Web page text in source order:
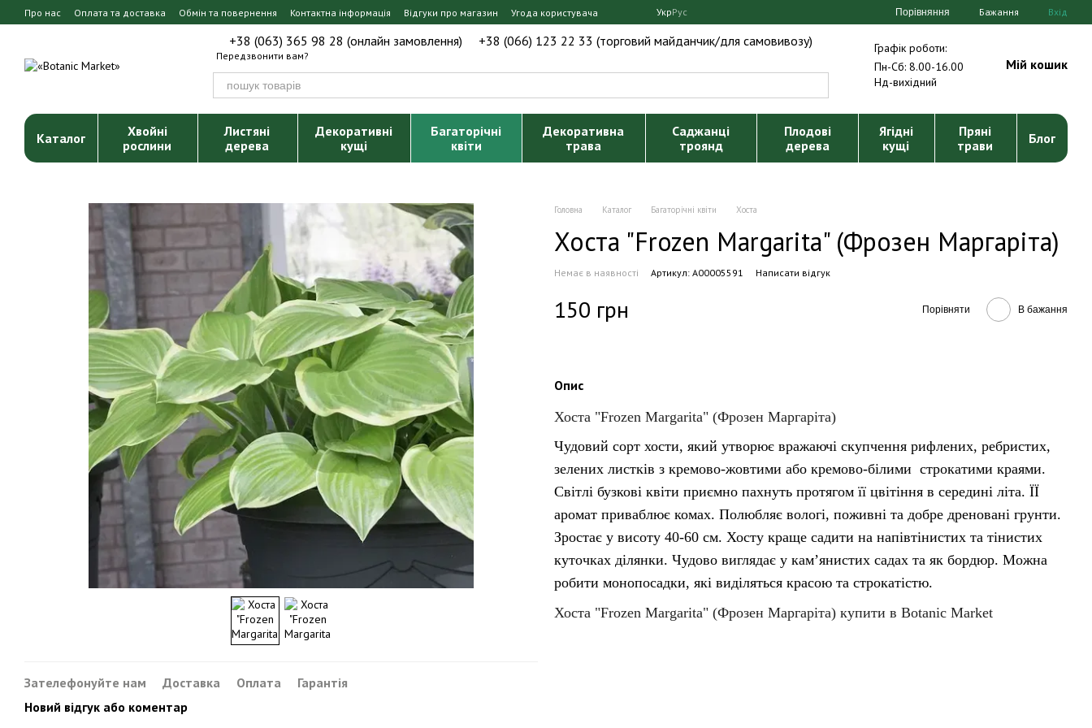
Перейти до основного контенту
Про нас Оплата та доставка Обмін та повернення Контактна інформація Відгуки про магазин Угода користувача УкрРус Порівняння Бажання Вхід
+38 (063) 365 98 28 (онлайн замовлення) +38 (066) 123 22 33 (торговий майданчик/для самовивозу)
Передзвонити вам?
Графік роботи:
Пн-Сб: 8.00-16.00
Нд-вихідний
Мій кошик
Каталог
Хвойні
рослини
Листяні
дерева
Декоративні
кущі
Багаторічні
квіти
Декоративна
трава
Саджанці
троянд
Плодові
дерева
Ягідні
кущі
Пряні
трави
Блог
Зателефонуйте нам Доставка Оплата
Гарантія
Новий відгук або коментар
Головна Каталог Багаторічні квіти Хоста
Хоста "Frozen Margarita" (Фрозен Маргаріта)
Немає в наявності Артикул: А00005591 Написати відгук
150 грн Порівняти В бажання
Опис
Хоста "Frozen Margarita" (Фрозен Маргаріта)
Чудовий сорт хости, який утворює вражаючі скупчення рифлених, ребристих,
зелених листків з кремово-жовтими або кремово-білими строкатими краями.
Світлі бузкові квіти приємно пахнуть протягом її цвітіння в середині літа. ЇЇ
аромат приваблює комах. Полюбляє вологі, поживні та добре дреновані грунти.
Зростає у висоту 40-60 см. Хосту краще садити на напівтінистих та тінистих
куточках ділянки. Чудово виглядає у кам’янистих садах та як бордюр. Можна
робити монопосадки, які виділяться красою та строкатістю.
Хоста "Frozen Margarita" (Фрозен Маргаріта) купити в Botanic Market